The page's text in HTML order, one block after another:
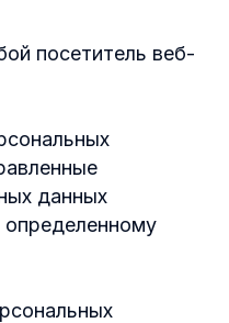
посетитель веб-
данных
определенному